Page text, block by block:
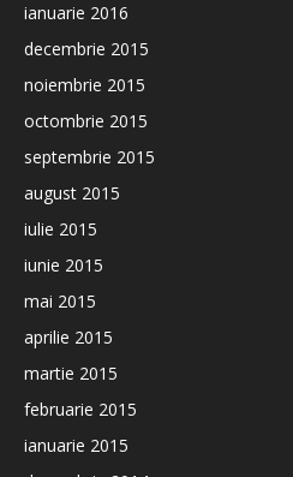
ianuarie 2016
decembrie 2015
noiembrie 2015
octombrie 2015
septembrie 2015
august 2015
iulie 2015
iunie 2015
mai 2015
aprilie 2015
martie 2015
februarie 2015
ianuarie 2015